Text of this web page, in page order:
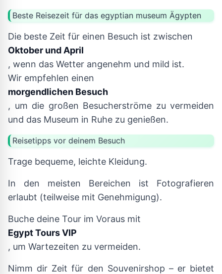
Beste Reisezeit für das egyptian museum Ägypten
Die beste Zeit für einen Besuch ist zwischen
Oktober und April
, wenn das Wetter angenehm und mild ist.
Wir empfehlen einen
morgendlichen Besuch
, um die großen Besucherströme zu vermeiden
und das Museum in Ruhe zu genießen.
Reisetipps vor deinem Besuch
Trage bequeme, leichte Kleidung.
In den meisten Bereichen ist Fotografieren
erlaubt (teilweise mit Genehmigung).
Buche deine Tour im Voraus mit
Egypt Tours VIP
, um Wartezeiten zu vermeiden.
Nimm dir Zeit für den Souvenirshop – er bietet